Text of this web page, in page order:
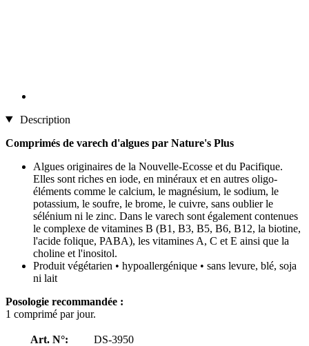
Description
Comprimés de varech d'algues par Nature's Plus
Algues originaires de la Nouvelle-Ecosse et du Pacifique.
Elles sont riches en iode, en minéraux et en autres oligo-
éléments comme le calcium, le magnésium, le sodium, le
potassium, le soufre, le brome, le cuivre, sans oublier le
sélénium ni le zinc. Dans le varech sont également contenues
le complexe de vitamines B (B1, B3, B5, B6, B12, la biotine,
l'acide folique, PABA), les vitamines A, C et E ainsi que la
choline et l'inositol.
Produit végétarien • hypoallergénique • sans levure, blé, soja
ni lait
Posologie recommandée :
1 comprimé par jour.
Art. N°:
DS-3950